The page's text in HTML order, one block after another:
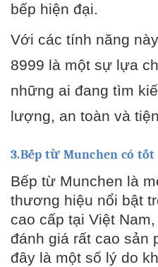
bếp hiện đại.
Với các tính năng
8999 là một sự lựa
những ai đang tìm
lượng, an toàn và
3.Bếp từ Munchen có tốt
Bếp từ Munchen là
thương hiệu nổi bật
cao cấp tại Việt
đánh giá rất cao sản
đây là một số lý do